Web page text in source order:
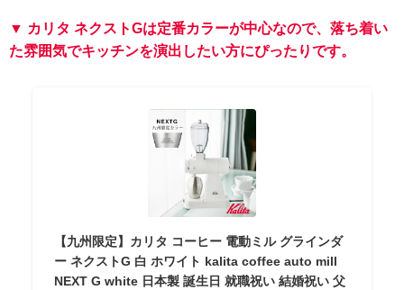
▼ カリタ ネクストGは定番カラーが中心なので、落ち着い
た雰囲気でキッチンを演出したい方にぴったりです。
【九州限定】カリタ コーヒー 電動ミル グラインダ
ー ネクストG 白 ホワイト kalita coffee auto mill
NEXT G white 日本製 誕生日 就職祝い 結婚祝い 父